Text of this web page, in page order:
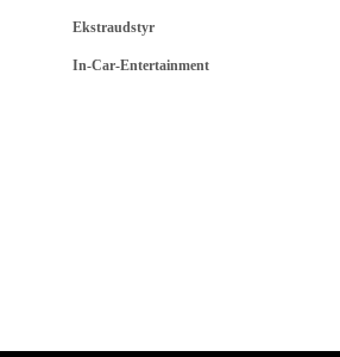
Ekstraudstyr
In-Car-Entertainment